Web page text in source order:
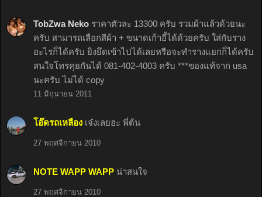
TobZwa Neko ราคาตัวละ 13300 ครับ รวมผ้าแล้วด้วยนะ
ครับ สามารถเลือกสีผ้า + ขนาดเก้าอี้ได้ด้วยครับ ใส่กับราง
อะไรก็ได้ครับ ยิงยึดเข้าไปได้เลยหรือจะทำรางแยกก็ได้ครับ
สนใจโทรคุยกันได้ 081-402-4003 ครับ ***ของแท้จาก usa
นะครับ ไม่ได้ copy
11 มิถุนายน 2011
โอ๊ดรถเหลือง เจ๋งเลยฮะ พี่ต้น
27 พฤศจิกายน 2010
NOTE WAPP WAPP น่าสนใจ
27 พฤศจิกายน 2010